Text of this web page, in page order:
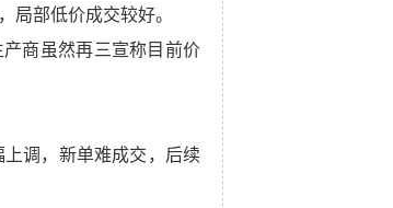
局部低价成交较好。
商虽然再三宣称目前价
调，新单难成交，后续